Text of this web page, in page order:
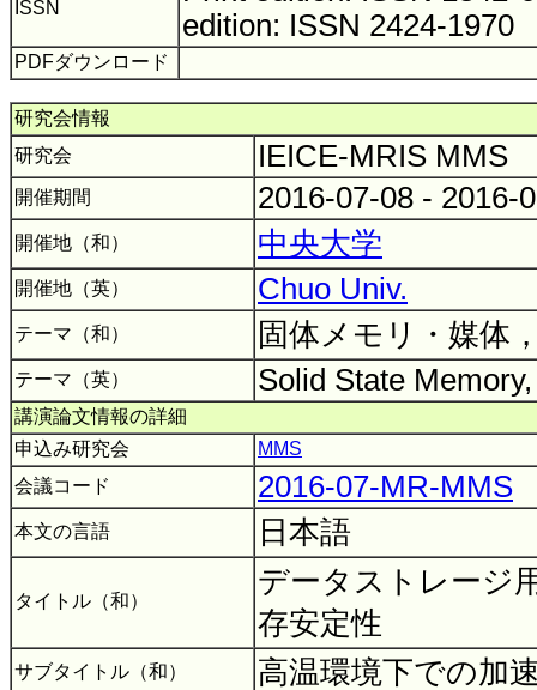
ISSN
edition: ISSN 2424-1970
PDFダウンロード
研究会情報
研究会
IEICE-MRIS MMS
開催期間 2016-07-08 - 2016-
開催地（和） 中央大学
開催地（英） Chuo Univ.
テーマ（和） 固体メモリ・媒体
テーマ（英） Solid State
講演論文情報の詳細
申込み研究会
MMS
会議コード
2016-07-MR-MMS
本文の言語 日本語
タイトル（和）
データストレージ
存安定性
サブタイトル（和） 高温環境下での加